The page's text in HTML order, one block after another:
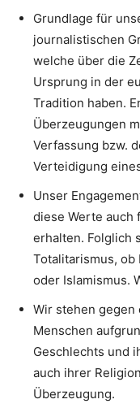
Grundlage für
journalistischen
welche über die
Ursprung in der
Tradition haben.
Überzeugungen
Verfassung bzw.
Verteidigung
Unser
diese Werte auch
erhalten. Folglich
Totalitarismus, ob
oder Islamismus.
Wir stehen
Menschen
Geschlechts und
auch ihrer
Überzeugung.